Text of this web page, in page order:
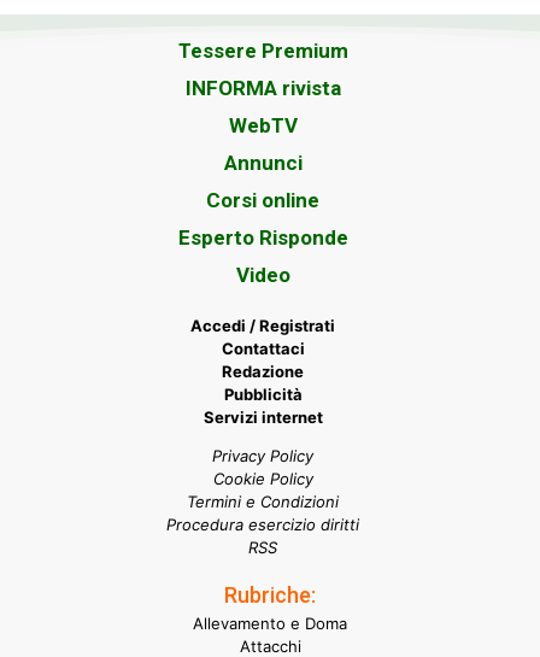
Tessere Premium
INFORMA rivista
WebTV
Annunci
Corsi online
Esperto Risponde
Video
Accedi / Registrati
Contattaci
Redazione
Pubblicità
Servizi internet
Privacy Policy
Cookie Policy
Termini e Condizioni
Procedura esercizio diritti
RSS
Rubriche:
Allevamento e Doma
Attacchi